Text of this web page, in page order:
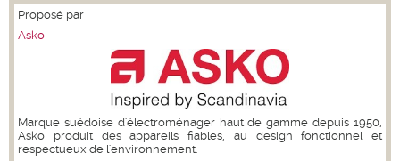
Proposé par
Asko
Marque suédoise d'électroménager haut de gamme depuis 1950,
Asko produit des appareils fiables, au design fonctionnel et
respectueux de l'environnement.